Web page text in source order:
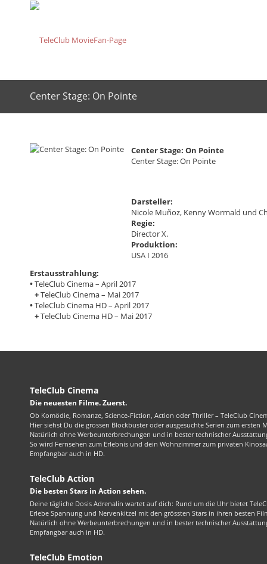
Center Stage: On Pointe
Center Stage: On Pointe
Center Stage: On Pointe
Darsteller:
Nicole Muñoz, Kenny Wormald und
Regie:
Director X.
Produktion:
USA I 2016
Erstausstrahlung:
•TeleClub Cinema – April 2017
+TeleClub Cinema – Mai 2017
•TeleClub Cinema HD – April 2017
+TeleClub Cinema HD – Mai 2017
TeleClub Cinema
Die neuesten Filme. Zuerst.
Ob Komödie, Romanze, Science-Fiction, Action oder Thriller – TeleClub
Hier siehst Du die grossen Blockbuster oder ausgesuchte Serien zum ersten
Natürlich ohne Werbeunterbrechungen und in bester technischer
So wird Fernsehen zum Erlebnis und dein Wohnzimmer zum privaten
Empfangbar auch in HD.
TeleClub Action
Die besten Stars in Action sehen.
Deine tägliche Dosis Adrenalin wartet auf dich: Rund um die Uhr bietet
Erlebe Spannung und Nervenkitzel mit den grössten Stars in ihren besten
Natürlich ohne Werbeunterbrechungen und in bester technischer
Empfangbar auch in HD.
TeleClub Emotion